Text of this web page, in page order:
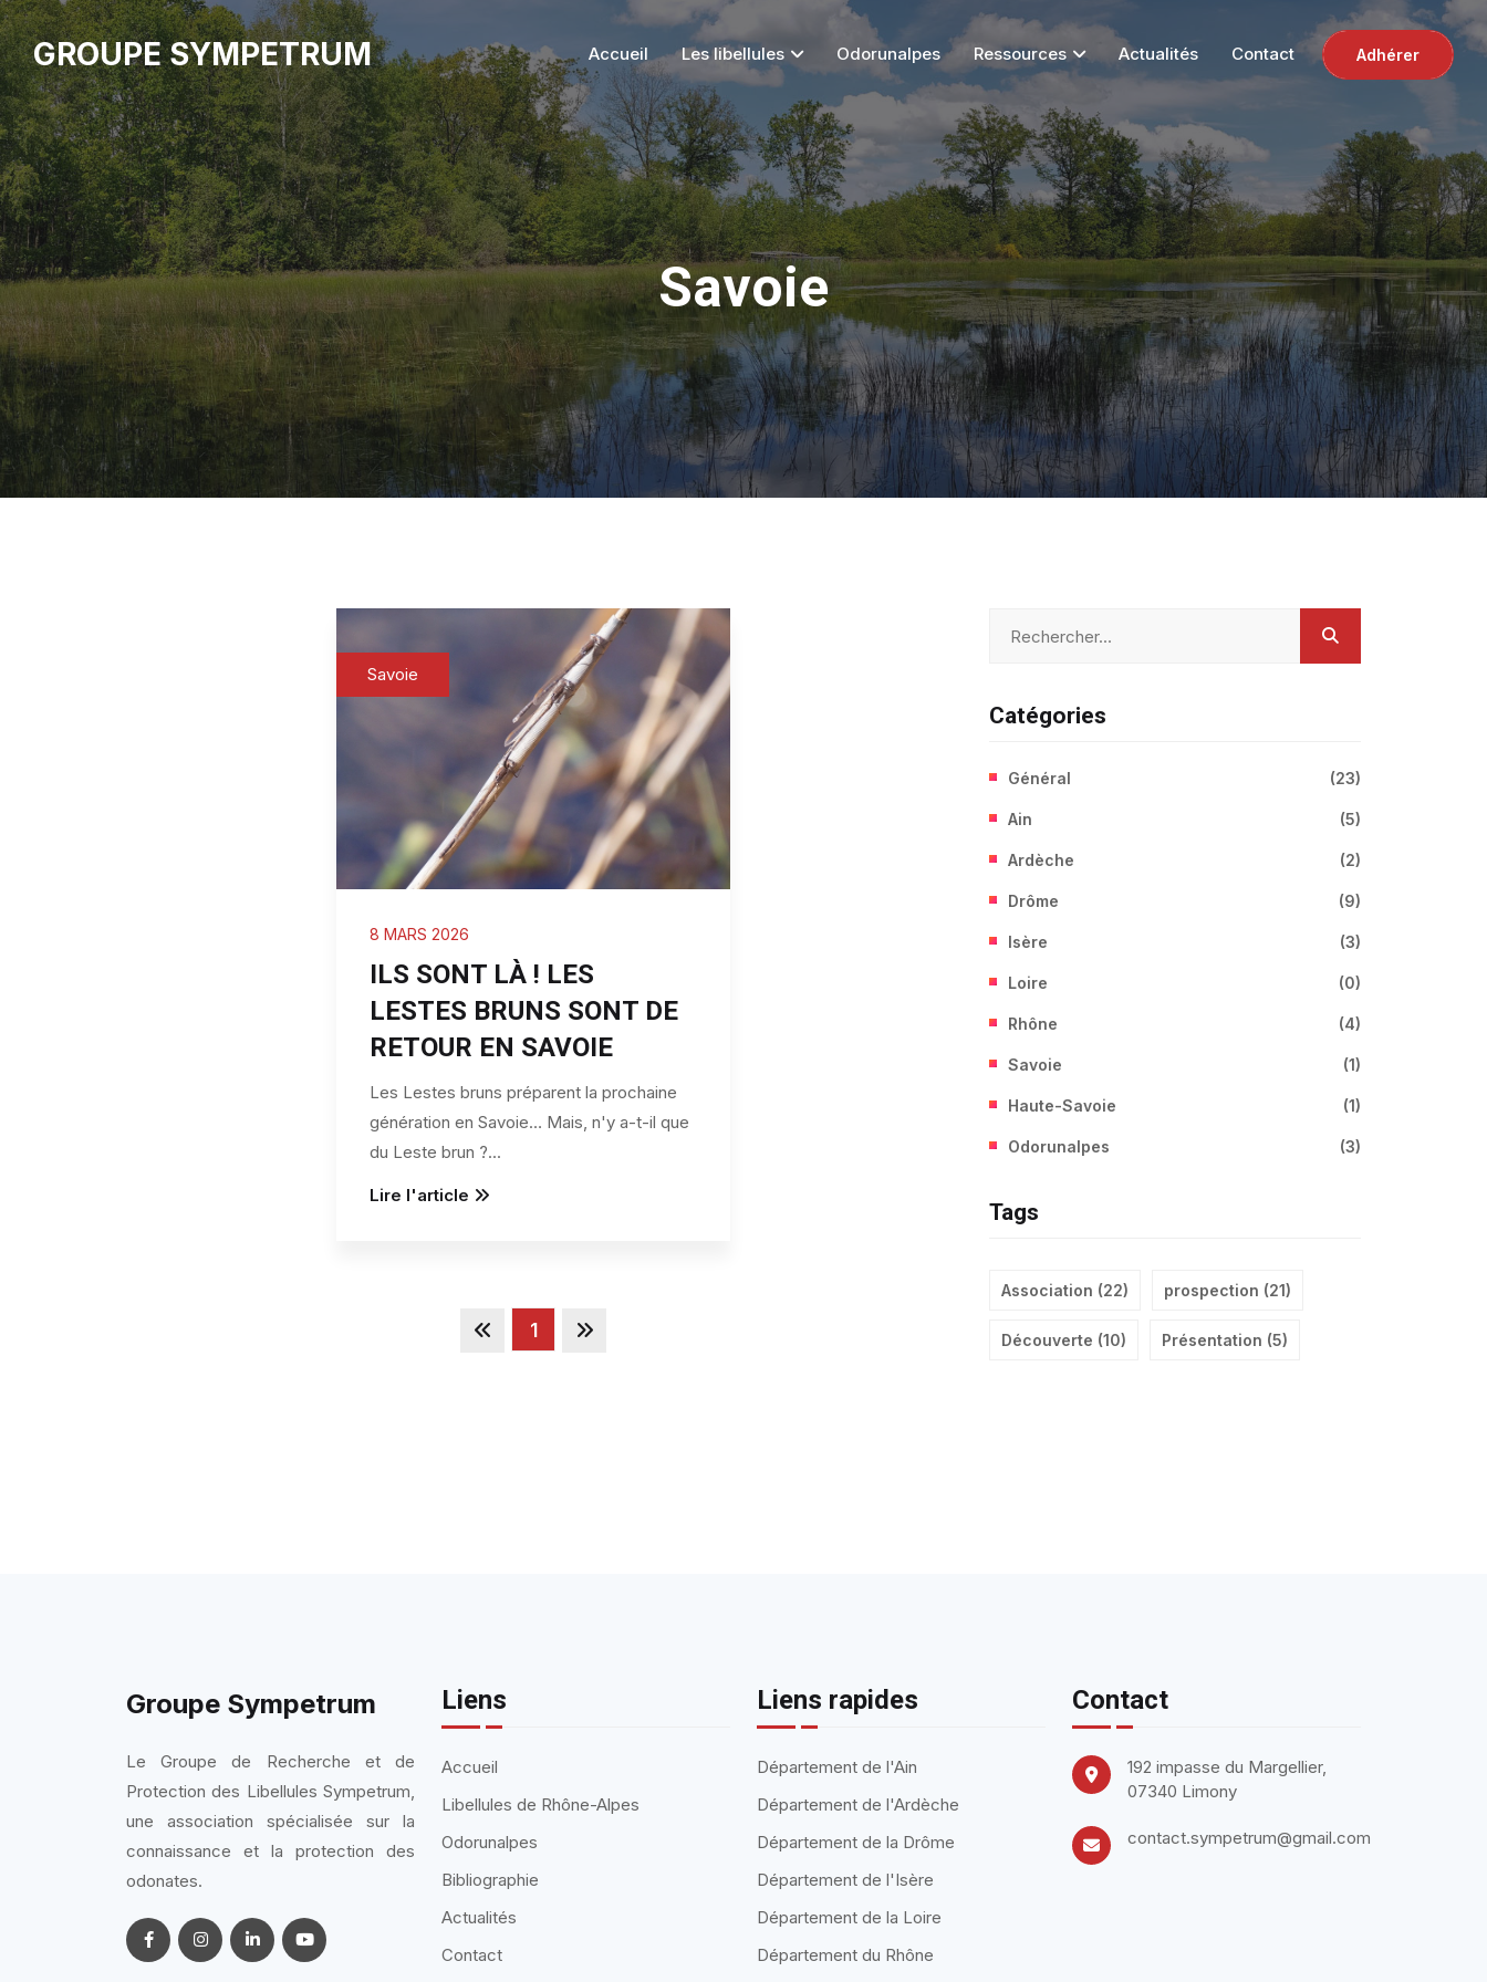
GROUPE SYMPETRUM Accueil Les libellules Odorunalpes Ressources Actualités Contact Adhérer
Savoie
Savoie
8 MARS 2026
ILS SONT LÀ ! LES
LESTES BRUNS SONT DE
RETOUR EN SAVOIE
Les Lestes bruns préparent la prochaine
génération en Savoie… Mais, n'y a-t-il que
du Leste brun ?...
Lire l'article
1
Catégories
Général (23)
Ain (5)
Ardèche (2)
Drôme (9)
Isère (3)
Loire (0)
Rhône (4)
Savoie (1)
Haute-Savoie (1)
Odorunalpes (3)
Tags
Association (22) prospection (21)
Découverte (10) Présentation (5)
Groupe Sympetrum
Le Groupe de Recherche et de
Protection des Libellules Sympetrum,
une association spécialisée sur la
connaissance et la protection des
odonates.
Liens
Accueil
Libellules de Rhône-Alpes
Odorunalpes
Bibliographie
Actualités
Contact
Liens rapides
Département de l'Ain
Département de l'Ardèche
Département de la Drôme
Département de l'Isère
Département de la Loire
Département du Rhône
Contact
192 impasse du Margellier,
07340 Limony
contact.sympetrum@gmail.com